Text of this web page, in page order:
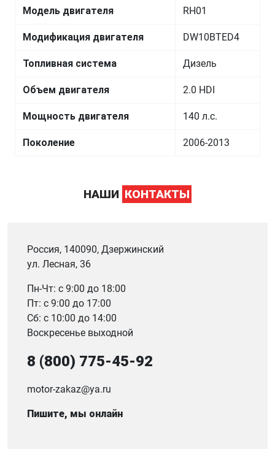
Модель двигателя RH01
Модификация двигателя DW10BTED4
Топливная система Дизель
Объем двигателя 2.0 HDI
Мощность двигателя 140 л.с.
Поколение 2006-2013
НАШИ КОНТАКТЫ
Россия, 140090, Дзержинский
ул. Лесная, 36
Пн-Чт: с 9:00 до 18:00
Пт: с 9:00 до 17:00
Сб: с 10:00 до 14:00
Воскресенье выходной
8 (800) 775-45-92
motor-zakaz@ya.ru
Пишите, мы онлайн